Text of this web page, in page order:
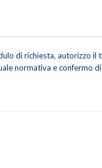
di richiesta, autorizzo il
normativa e confermo